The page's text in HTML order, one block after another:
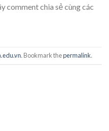
comment chia sẻ cùng các
. Bookmark thepermalink.